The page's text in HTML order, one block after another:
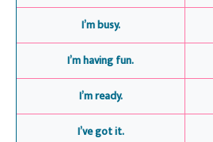
I’m busy.
I’m having fun.
I’m ready.
I’ve got it.